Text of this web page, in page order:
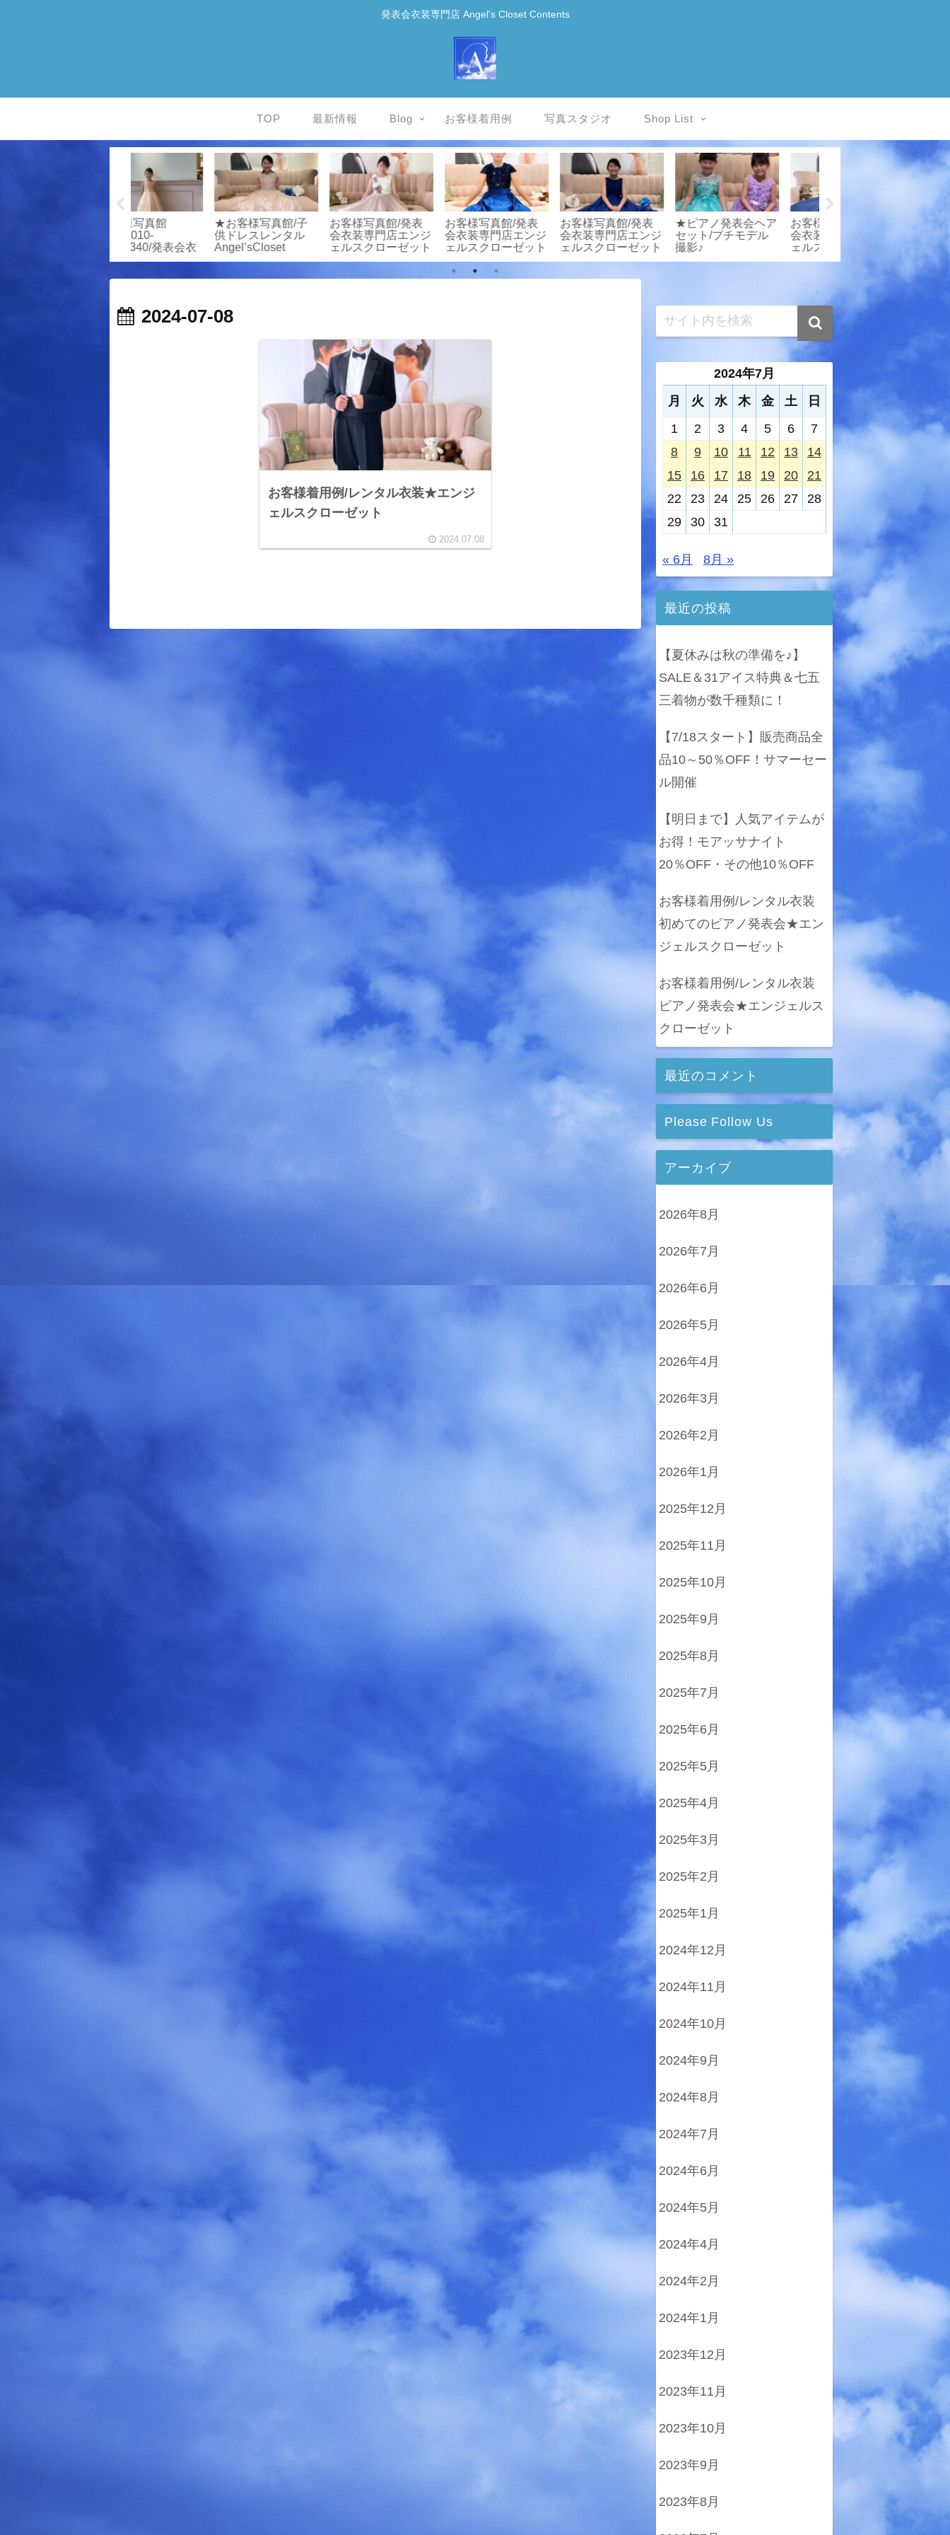
発表会衣装専門店 Angel's Closet Contents
TOP 最新情報 Blog お客様着用例 写真スタジオ Shop List
★ピアノ発表会ヘア
セット/プチモデル
撮影♪
お客様写真館/発表
会衣装専門店エンジ
ェルスクローゼット
★ピアノ発表会ヘア
スタイル/プチモデ
ル撮影♪
お客様写真館
20211001-2/yp082/
発表会衣装専門店エ
ンジェルスクローゼ
ット
★お客様写真館/子
供ドレスレンタル
Angel’sCloset
ドレスのご紹介/発
表会衣装専門店エン
ジェルスクローゼッ
ト
2024-07-08
お客様着用例/レンタル衣装★エンジ
ェルスクローゼット
2024.07.08
2024年7月
月
火 水 木 金 土
日
1
2 3 4 5 6
7
8
9 10 11 12 13
14
15
16 17 18 19 20
21
22
23 24 25 26 27
28
29
30 31
« 6月 8月 »
最近の投稿
【夏休みは秋の準備を♪】
SALE＆31アイス特典＆七五
三着物が数千種類に！
【7/18スタート】販売商品全
品10～50％OFF！サマーセー
ル開催
【明日まで】人気アイテムが
お得！モアッサナイト
20％OFF・その他10％OFF
お客様着用例/レンタル衣装
初めてのピアノ発表会★エン
ジェルスクローゼット
お客様着用例/レンタル衣装
ピアノ発表会★エンジェルス
クローゼット
最近のコメント
Please Follow Us
アーカイブ
2026年8月
2026年7月
2026年6月
2026年5月
2026年4月
2026年3月
2026年2月
2026年1月
2025年12月
2025年11月
2025年10月
2025年9月
2025年8月
2025年7月
2025年6月
2025年5月
2025年4月
2025年3月
2025年2月
2025年1月
2024年12月
2024年11月
2024年10月
2024年9月
2024年8月
2024年7月
2024年6月
2024年5月
2024年4月
2024年2月
2024年1月
2023年12月
2023年11月
2023年10月
2023年9月
2023年8月